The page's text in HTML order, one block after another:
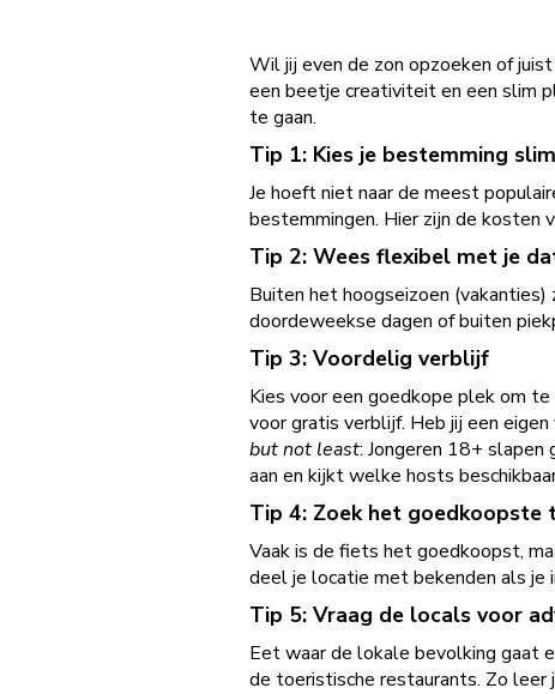
Wil jij even de zon opzoeken of
een beetje creativiteit en een slim
te gaan.
Tip 1: Kies je bestemming slim
Je hoeft niet naar de meest
bestemmingen. Hier zijn de kosten
Tip 2: Wees flexibel met je
Buiten het hoogseizoen
doordeweekse dagen of buiten
Tip 3: Voordelig verblijf
Kies voor een goedkope plek om
voor gratis verblijf. Heb jij een
but not least: Jongeren 18+
aan en kijkt welke hosts
Tip 4: Zoek het
Vaak is de fiets het goedkoopst,
deel je locatie met bekenden als je
Tip 5: Vraag de locals voor
Eet waar de lokale bevolking gaat
de toeristische restaurants. Zo leer